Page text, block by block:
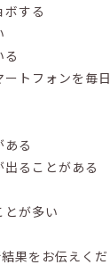
ボする
る
ートフォンを毎
ある
ることがある
とが多い
果をお伝えくだ